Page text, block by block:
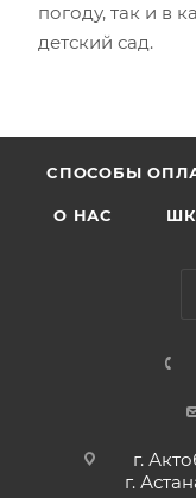
погоду, так и в
детский сад.
CПОСОБЫ
О НАС
г.
г.